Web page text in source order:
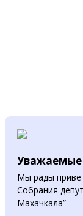
Уважаемые
Мы рады
Собрания
Махачкала”